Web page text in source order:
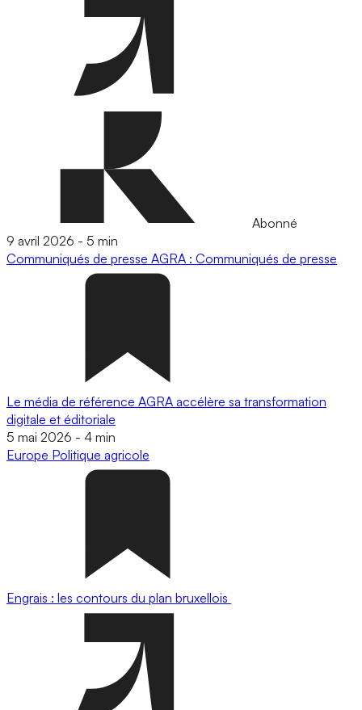
Abonné
9 avril 2026 - 5 min
Communiqués de presse AGRA : Communiqués de presse
Le média de référence AGRA accélère sa transformation
digitale et éditoriale
5 mai 2026 - 4 min
Europe Politique agricole
Engrais : les contours du plan bruxellois